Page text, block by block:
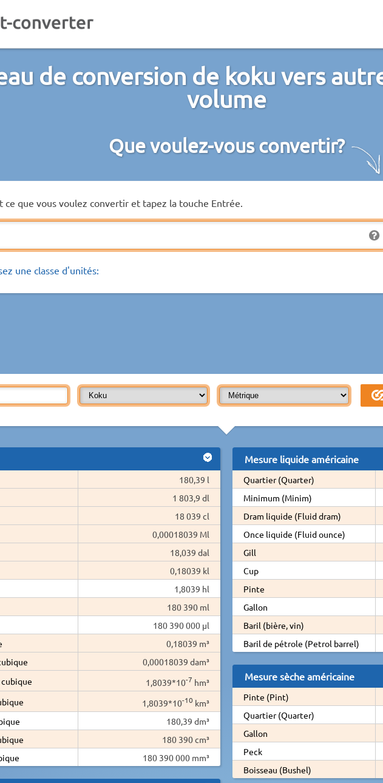
de conversion de koku vers
volume
Que voulez-vous convertir?
ce que vous voulez convertir et tapez la touche Entrée.
une classe d'unités:
180,39 l
1 803,9 dl
18 039 cl
0,00018039 Ml
18,039 dal
0,18039 kl
1,8039 hl
180 390 ml
180 390 000 µl
0,18039 m³
0,00018039 dam³
1,8039*10-7 hm³
1,8039*10-10 km³
180,39 dm³
180 390 cm³
180 390 000 mm³
Mesure liquide américaine
Quartier (Quarter)
Minimum (Minim)
Dram liquide (Fluid dram)
Once liquide (Fluid ounce)
Gill
Cup
Pinte
Gallon
Baril (bière, vin)
Baril de pétrole (Petrol barrel)
Mesure sèche américaine
Pinte (Pint)
Quartier (Quarter)
Gallon
Peck
Boisseau (Bushel)